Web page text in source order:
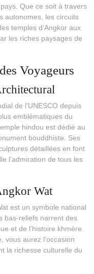
Que ce soit à travers
autonomes, les circuits
temples d’Angkor aux
les riches paysages de
Voyageurs
de l’UNESCO depuis
emblématiques du
hindou est dédié au
bouddhiste. Ses
détaillées en font
l’admiration de tous les
Wat
est un symbole national
bas-reliefs narrent des
et de l’histoire khmère.
vous aurez l’occasion
la richesse culturelle du